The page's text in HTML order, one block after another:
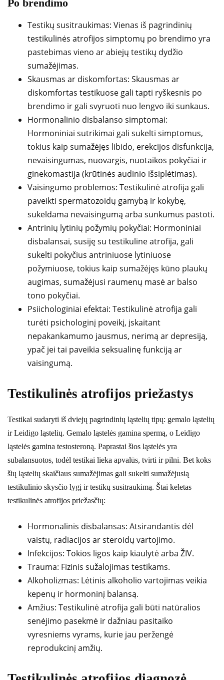
Po brendimo
Testikų susitraukimas: Vienas iš pagrindinių
testikulinės atrofijos simptomų po brendimo yra
pastebimas vieno ar abiejų testikų dydžio
sumažėjimas.
Skausmas ar diskomfortas: Skausmas ar
diskomfortas testikuose gali tapti ryškesnis po
brendimo ir gali svyruoti nuo lengvo iki sunkaus.
Hormonalinio disbalanso simptomai:
Hormoniniai sutrikimai gali sukelti simptomus,
tokius kaip sumažėjęs libido, erekcijos disfunkcija,
nevaisingumas, nuovargis, nuotaikos pokyčiai ir
ginekomastija (krūtinės audinio išsiplėtimas).
Vaisingumo problemos: Testikulinė atrofija gali
paveikti spermatozoidų gamybą ir kokybę,
sukeldama nevaisingumą arba sunkumus pastoti.
Antrinių lytinių požymių pokyčiai: Hormoniniai
disbalansai, susiję su testikuline atrofija, gali
sukelti pokyčius antriniuose lytiniuose
požymiuose, tokius kaip sumažėjęs kūno plaukų
augimas, sumažėjusi raumenų masė ar balso
tono pokyčiai.
Psiichologiniai efektai: Testikulinė atrofija gali
turėti psichologinį poveikį, įskaitant
nepakankamumo jausmus, nerimą ar depresiją,
ypač jei tai paveikia seksualinę funkciją ar
vaisingumą.
Testikulinės atrofijos priežastys
Testikai sudaryti iš dviejų pagrindinių ląstelių tipų: gemalo ląstelių
ir Leidigo ląstelių. Gemalo ląstelės gamina spermą, o Leidigo
ląstelės gamina testosteroną. Paprastai šios ląstelės yra
subalansuotos, todėl testikai lieka apvalūs, tvirti ir pilni. Bet koks
šių ląstelių skaičiaus sumažėjimas gali sukelti sumažėjusią
testikulinio skysčio lygį ir testikų susitraukimą. Štai keletas
testikulinės atrofijos priežasčių:
Hormonalinis disbalansas: Atsirandantis dėl
vaistų, radiacijos ar steroidų vartojimo.
Infekcijos: Tokios ligos kaip kiaulytė arba ŽIV.
Trauma: Fizinis sužalojimas testikams.
Alkoholizmas: Lėtinis alkoholio vartojimas veikia
kepenų ir hormoninį balansą.
Amžius: Testikulinė atrofija gali būti natūralios
senėjimo pasekmė ir dažniau pasitaiko
vyresniems vyrams, kurie jau peržengė
reprodukcinį amžių.